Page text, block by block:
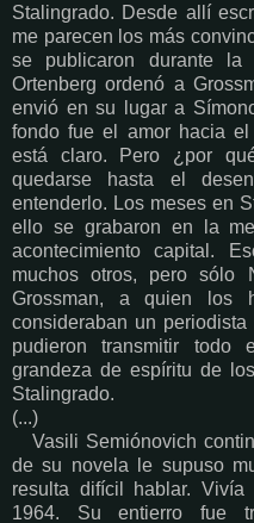
Stalingrado. Desde allí
me parecen los más
se publicaron durante la
Ortenberg ordenó a
envió en su lugar a
fondo fue el amor hacia
está claro. Pero ¿por
quedarse hasta el
entenderlo. Los meses en
ello se grabaron en la
acontecimiento capital.
muchos otros, pero sólo
Grossman, a quien los
consideraban un
pudieron transmitir
grandeza de espíritu de
Stalingrado.
(...)
Vasili Semiónovich
de su novela le supuso
resulta difícil hablar.
1964. Su entierro fue